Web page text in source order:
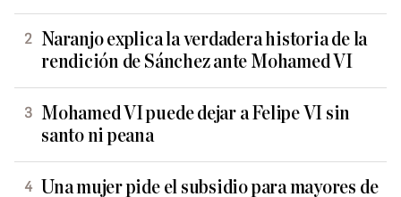
Naranjo explica la verdadera historia de la
rendición de Sánchez ante Mohamed VI
Mohamed VI puede dejar a Felipe VI sin
santo ni peana
Una mujer pide el subsidio para mayores de